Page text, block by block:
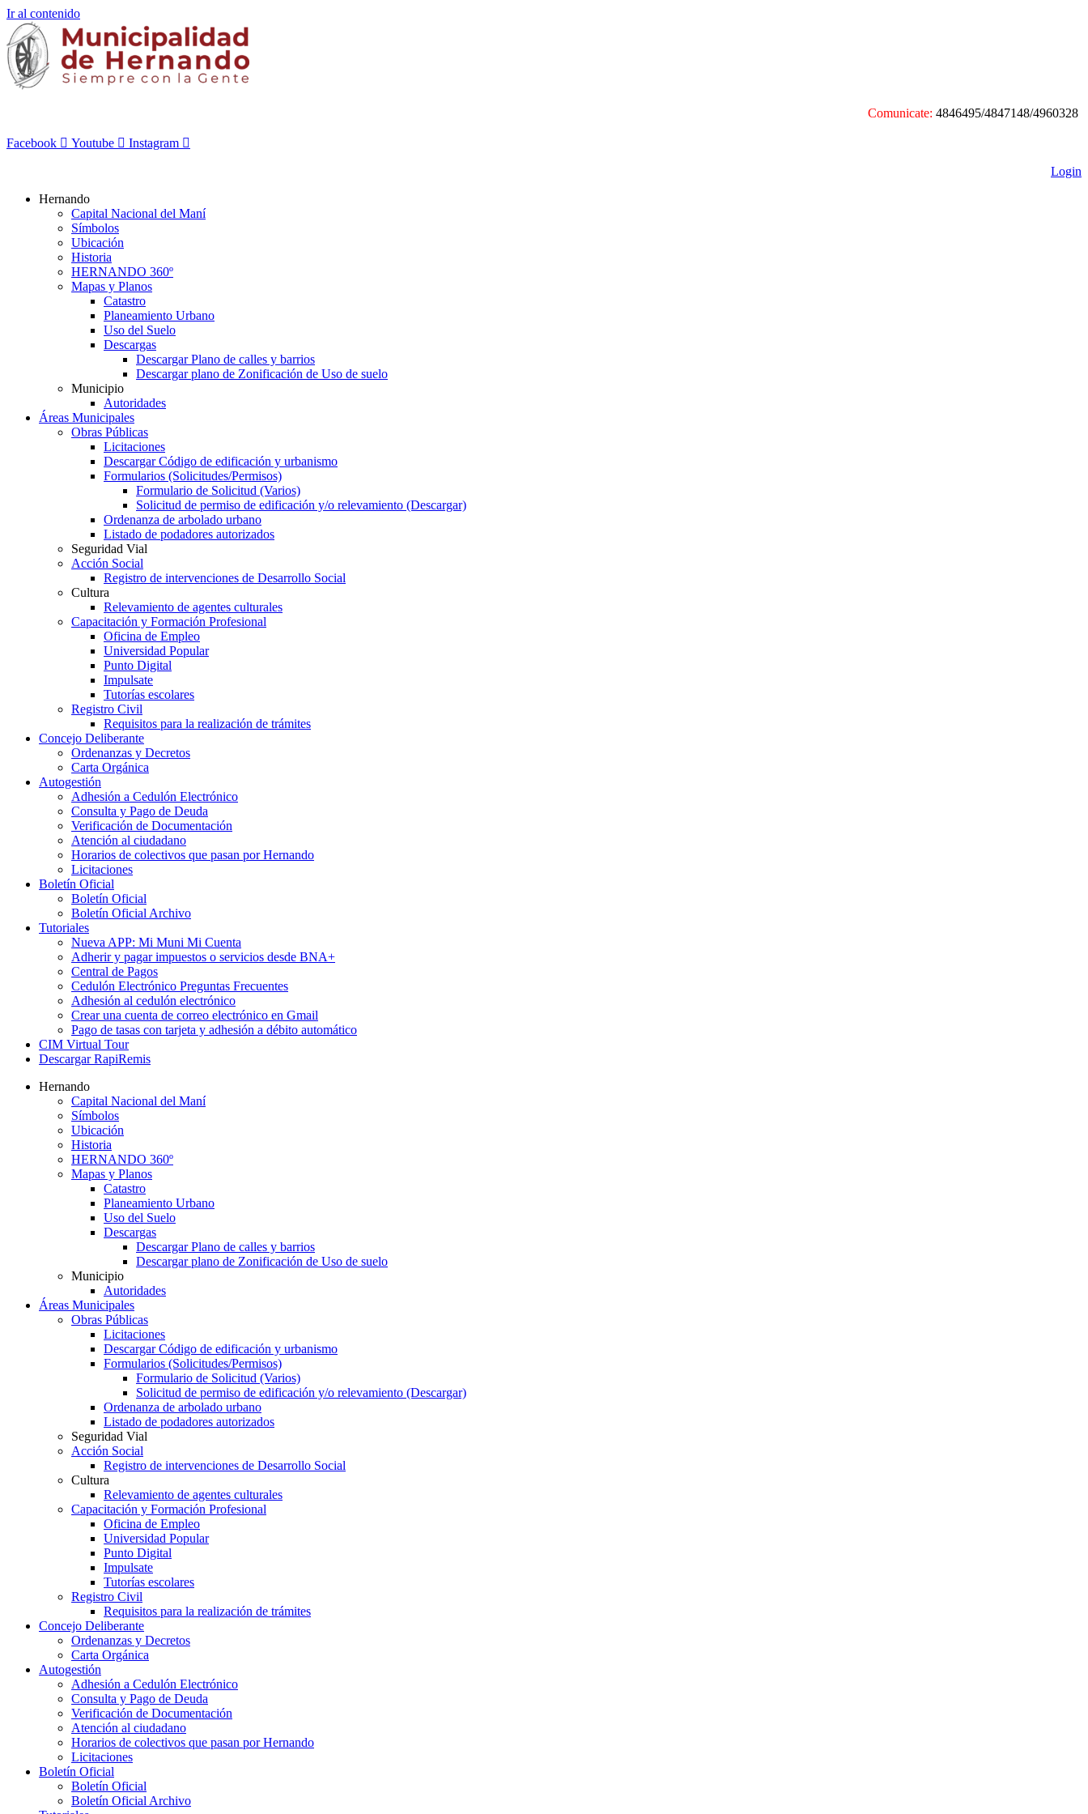
Ir al contenido
Comunicate: 4846495/4847148/4960328
Facebook Youtube Instagram
Login
Hernando
Capital Nacional del Maní
Símbolos
Ubicación
Historia
HERNANDO 360º
Mapas y Planos
Catastro
Planeamiento Urbano
Uso del Suelo
Descargas
Descargar Plano de calles y barrios
Descargar plano de Zonificación de Uso de suelo
Municipio
Autoridades
Áreas Municipales
Obras Públicas
Licitaciones
Descargar Código de edificación y urbanismo
Formularios (Solicitudes/Permisos)
Formulario de Solicitud (Varios)
Solicitud de permiso de edificación y/o relevamiento (Descargar)
Ordenanza de arbolado urbano
Listado de podadores autorizados
Seguridad Vial
Acción Social
Registro de intervenciones de Desarrollo Social
Cultura
Relevamiento de agentes culturales
Capacitación y Formación Profesional
Oficina de Empleo
Universidad Popular
Punto Digital
Impulsate
Tutorías escolares
Registro Civil
Requisitos para la realización de trámites
Concejo Deliberante
Ordenanzas y Decretos
Carta Orgánica
Autogestión
Adhesión a Cedulón Electrónico
Consulta y Pago de Deuda
Verificación de Documentación
Atención al ciudadano
Horarios de colectivos que pasan por Hernando
Licitaciones
Boletín Oficial
Boletín Oficial
Boletín Oficial Archivo
Tutoriales
Nueva APP: Mi Muni Mi Cuenta
Adherir y pagar impuestos o servicios desde BNA+
Central de Pagos
Cedulón Electrónico Preguntas Frecuentes
Adhesión al cedulón electrónico
Crear una cuenta de correo electrónico en Gmail
Pago de tasas con tarjeta y adhesión a débito automático
CIM Virtual Tour
Descargar RapiRemis
Hernando
Capital Nacional del Maní
Símbolos
Ubicación
Historia
HERNANDO 360º
Mapas y Planos
Catastro
Planeamiento Urbano
Uso del Suelo
Descargas
Descargar Plano de calles y barrios
Descargar plano de Zonificación de Uso de suelo
Municipio
Autoridades
Áreas Municipales
Obras Públicas
Licitaciones
Descargar Código de edificación y urbanismo
Formularios (Solicitudes/Permisos)
Formulario de Solicitud (Varios)
Solicitud de permiso de edificación y/o relevamiento (Descargar)
Ordenanza de arbolado urbano
Listado de podadores autorizados
Seguridad Vial
Acción Social
Registro de intervenciones de Desarrollo Social
Cultura
Relevamiento de agentes culturales
Capacitación y Formación Profesional
Oficina de Empleo
Universidad Popular
Punto Digital
Impulsate
Tutorías escolares
Registro Civil
Requisitos para la realización de trámites
Concejo Deliberante
Ordenanzas y Decretos
Carta Orgánica
Autogestión
Adhesión a Cedulón Electrónico
Consulta y Pago de Deuda
Verificación de Documentación
Atención al ciudadano
Horarios de colectivos que pasan por Hernando
Licitaciones
Boletín Oficial
Boletín Oficial
Boletín Oficial Archivo